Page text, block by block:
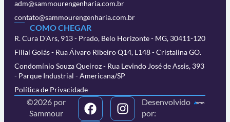
adm@sammourengenharia.com.br
contato@sammourengenharia.com.br
COMO CHEGAR
R. Cura D'Ars, 913 - Prado, Belo Horizonte - MG, 30411-120
Filial Goiás - Rua Álvaro Ribeiro Q14, L148 - Cristalina GO.
Condomínio Souza Queiroz - Rua Levindo José de Assis, 393
- Parque Industrial - Americana/SP
Política de Privacidade
©2026 por
Sammour
Desenvolvido
por: